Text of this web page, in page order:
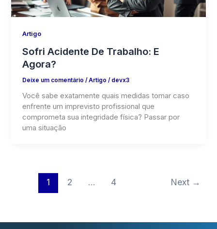
Artigo
Sofri Acidente De Trabalho: E
Agora?
Deixe um comentário /Artigo / devx3
Você sabe exatamente quais medidas tomar caso
enfrente um imprevisto profissional que
comprometa sua integridade física? Passar por
uma situação
1 2 … 4 Next →